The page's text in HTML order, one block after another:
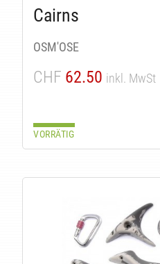
Cairns
OSM'OSE
CHF 62.50 inkl. MwSt
VORRÄTIG